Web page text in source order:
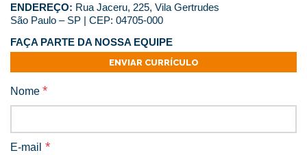
ENDEREÇO: Rua Jaceru, 225, Vila Gertrudes
São Paulo – SP | CEP: 04705-000
FAÇA PARTE DA NOSSA EQUIPE
ENVIAR CURRÍCULO
Nome *
E-mail *